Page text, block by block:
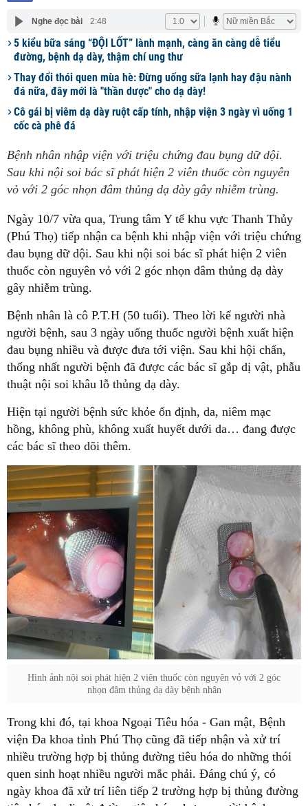
Nghe đọc bài 2:48
5 kiểu bữa sáng “ĐỘI LỐT” lành mạnh, càng ăn càng dễ tiểu
đường, bệnh dạ dày, thậm chí ung thư
Thay đổi thói quen mùa hè: Đừng uống sữa lạnh hay đậu nành
đá nữa, đây mới là "thần dược" cho dạ dày!
Cô gái bị viêm dạ dày ruột cấp tính, nhập viện 3 ngày vì uống 1
cốc cà phê đá
Bệnh nhân nhập viện với triệu chứng đau bụng dữ dội.
Sau khi nội soi bác sĩ phát hiện 2 viên thuốc còn nguyên
vỏ với 2 góc nhọn đâm thủng dạ dày gây nhiễm trùng.
Ngày 10/7 vừa qua, Trung tâm Y tế khu vực Thanh Thủy
(Phú Thọ) tiếp nhận ca bệnh khi nhập viện với triệu chứng
đau bụng dữ dội. Sau khi nội soi bác sĩ phát hiện 2 viên
thuốc còn nguyên vỏ với 2 góc nhọn đâm thủng dạ dày
gây nhiễm trùng.
Bệnh nhân là cô P.T.H (50 tuổi). Theo lời kể người nhà
người bệnh, sau 3 ngày uống thuốc người bệnh xuất hiện
đau bụng nhiều và được đưa tới viện. Sau khi hội chẩn,
thống nhất người bệnh đã được các bác sĩ gắp dị vật, phẫu
thuật nội soi khâu lỗ thủng dạ dày.
Hiện tại người bệnh sức khỏe ổn định, da, niêm mạc
hồng, không phù, không xuất huyết dưới da… đang được
các bác sĩ theo dõi thêm.
Hình ảnh nội soi phát hiện 2 viên thuốc còn nguyên vỏ với 2 góc
nhọn đâm thủng dạ dày bệnh nhân
Trong khi đó, tại khoa Ngoại Tiêu hóa - Gan mật, Bệnh
viện Đa khoa tỉnh Phú Thọ cũng đã tiếp nhận và xử trí
nhiều trường hợp bị thủng đường tiêu hóa do những thói
quen sinh hoạt nhiều người mắc phải. Đáng chú ý, có
ngày khoa đã xử trí liên tiếp 2 trường hợp bị thủng đường